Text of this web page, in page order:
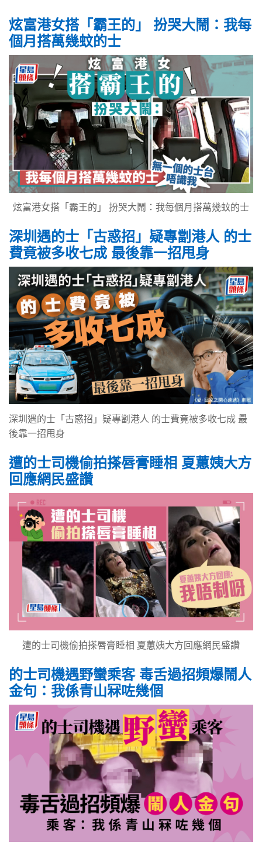
炫富港女搭「霸王的」 扮哭大鬧：我每
個月搭萬幾蚊的士
炫富港女搭「霸王的」 扮哭大鬧：我每個月搭萬幾蚊的士
深圳遇的士「古惑招」疑專劏港人 的士
費竟被多收七成 最後靠一招甩身
深圳遇的士「古惑招」疑專劏港人 的士費竟被多收七成 最
後靠一招甩身
遭的士司機偷拍搽唇膏睡相 夏蕙姨大方
回應網民盛讚
遭的士司機偷拍搽唇膏睡相 夏蕙姨大方回應網民盛讚
的士司機遇野蠻乘客 毒舌過招頻爆鬧人
金句：我係青山冧咗幾個